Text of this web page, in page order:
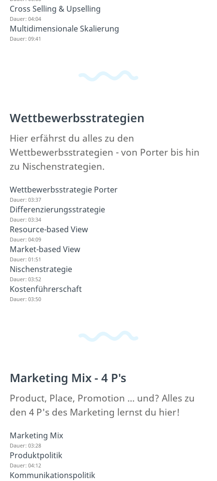
Cross Selling & Upselling
Dauer: 04:04
Multidimensionale Skalierung
Dauer: 09:41
Wettbewerbsstrategien
Hier erfährst du alles zu den
Wettbewerbsstrategien - von Porter bis hin
zu Nischenstrategien.
Wettbewerbsstrategie Porter
Dauer: 03:37
Differenzierungsstrategie
Dauer: 03:34
Resource-based View
Dauer: 04:09
Market-based View
Dauer: 01:51
Nischenstrategie
Dauer: 03:52
Kostenführerschaft
Dauer: 03:50
Marketing Mix - 4 P's
Product, Place, Promotion ... und? Alles zu
den 4 P's des Marketing lernst du hier!
Marketing Mix
Dauer: 03:28
Produktpolitik
Dauer: 04:12
Kommunikationspolitik